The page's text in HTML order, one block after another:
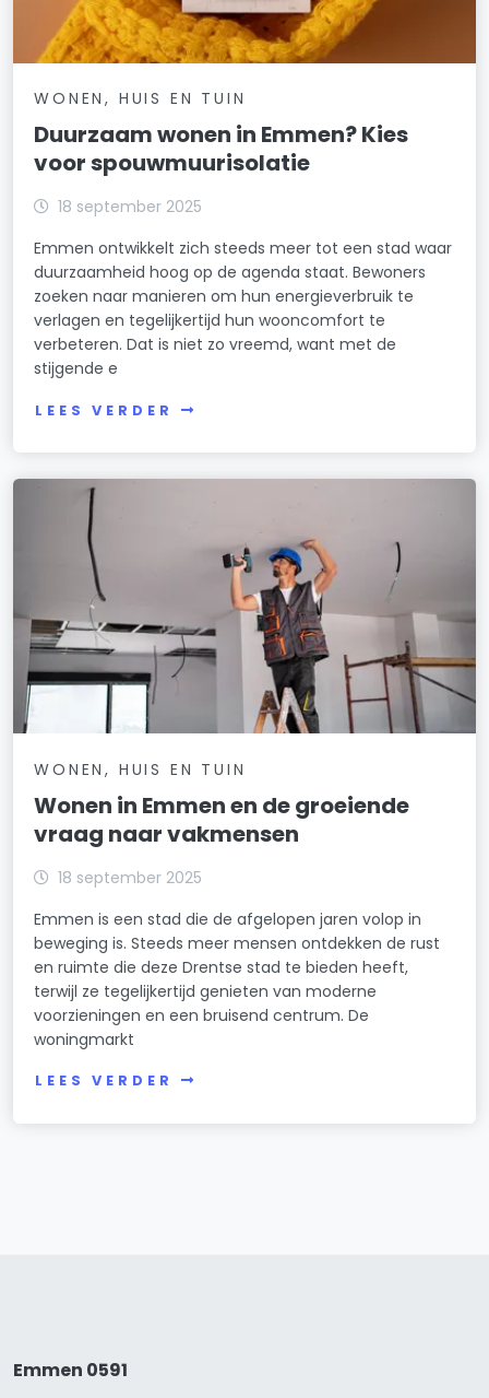
WONEN, HUIS EN TUIN
Duurzaam wonen in Emmen? Kies
voor spouwmuurisolatie
18 september 2025
Emmen ontwikkelt zich steeds meer tot een stad waar
duurzaamheid hoog op de agenda staat. Bewoners
zoeken naar manieren om hun energieverbruik te
verlagen en tegelijkertijd hun wooncomfort te
verbeteren. Dat is niet zo vreemd, want met de
stijgende e
LEES VERDER
WONEN, HUIS EN TUIN
Wonen in Emmen en de groeiende
vraag naar vakmensen
18 september 2025
Emmen is een stad die de afgelopen jaren volop in
beweging is. Steeds meer mensen ontdekken de rust
en ruimte die deze Drentse stad te bieden heeft,
terwijl ze tegelijkertijd genieten van moderne
voorzieningen en een bruisend centrum. De
woningmarkt
LEES VERDER
Emmen 0591